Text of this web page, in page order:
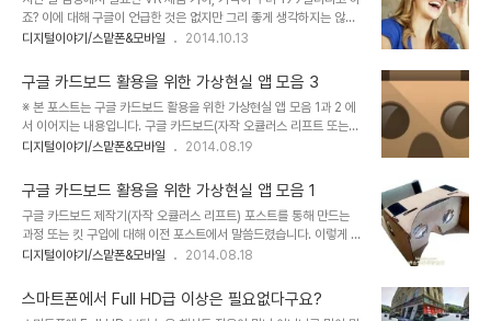
런 생각에서 몇달 전 부터 자작 오큘러스 리프트로 알려진 Durovis
Dive와 유사한 형태의 제품을 찾기 시작했습니다. 당연히 가격도 좀
에 우리 돈으로 환산하..
죠? 이에 대해 구글이 언급한 것은 없지만 그리 좋게 생각하지는 않았
을 것이라고 봅니다. 구글은 이미 금년도 I/O 컨퍼런스를 통해 스마트
니다.이미지 출처: www.pcadvisor.co.uk 구글 카드보드 발표의 밑
바탕에는 안드로이드 앱 생태계를 보다 강화하고, 다양화하여 저변을
더욱 확대하려는 측면이 있었을 겁니다. 그런데, 그 방향에 역행하는
것과 다름없는 가격 정책으로 그것도 이미 공개될 건 모두 공개되어,
아는 사람은 다 알고 있는 형태의 제품을 삼성 자체의 차기 전략 품목
가능하다고 봅니다. 가..
디지털이야기/스맡폰&모바일 2014.10.13
구글 카드보드 활용을 위한 가상현실 앱 모음 3
※ 본 포스트는 구글 카드보드 활용을 위한 가상현실 앱 모음 1과 2 에
서 이어지는 내용입니다. 구글 카드보드(자작 오큘러스 리프트 또는
Dive) 활용을 위한 앱모음 소개 마지막입니다. 포스트 작성에 따른 시
해야 할 듯 합니다. 양해를 먼저 구합니다. 뭐~ 내용 적은 것이 보긴 편
하죠. ^^ 이전 포스트에서 웬만한 앱들은 모두 소개해 드린 것 같지만
아직 소개할 앱들이 적지 않습니다. 문제는 이미 경험했던 형태의 연속
이라서 처음 HMD(Head Mounted Display, 오큘러스 리프트와
같은 카드보드 또는 Dive 등의 장치를 지칭)를 접했을 때의 느낌은 없
다 정..
디지털이야기/스맡폰&모바일 2014.08.19
구글 카드보드 활용을 위한 가상현실 앱 모음 1
구글 카드보드 제작기(자작 오큘러스 리프트) 포스트를 통해 만드는
과정 또는 킷 구입에 대해 이전 포스트에서 말씀드렸습니다. 이렇게 저
렇게 어떻게든 하드웨어라고 할 수 있는 스마트폰용 자작 오큘러스 리
이를 재밌게 활용할 수 있는 앱이 필요합니다. 아직 구글카드보드를 통
해 즐길 수 있는 앱이 많진 않지만 그렇다고 아주 없는 것도 아닙니다.
디지털이야기/스맡폰&모바일 2014.08.18
스마트폰에서 Full HD급 이상은 필요없다구요?